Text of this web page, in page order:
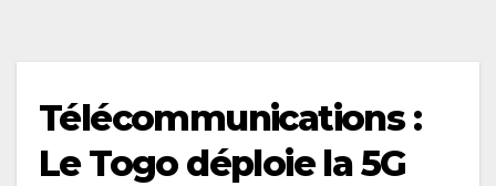
Télécommunications :
Le Togo déploie la 5G